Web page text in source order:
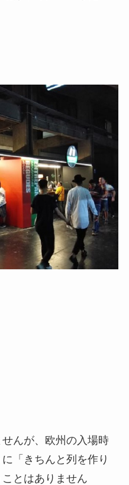
んが、欧州の入場時
「きちんと列を作り
とはありません